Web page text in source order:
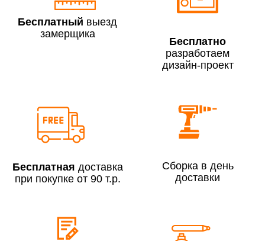
Свыше 300 000 руб.
Сборка по Московской области при заказе:
До 300 000 руб.
Бесплатный выезд
замерщика
Бесплатно
разработаем
дизайн-проект
Бесплатная доставка
при покупке от 90 т.р.
Сборка в день
доставки